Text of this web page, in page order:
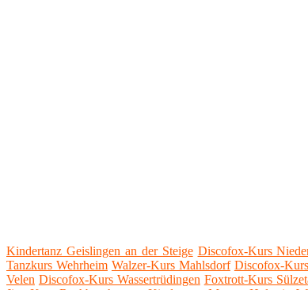
Kindertanz Geislingen an der Steige Discofox-Kurs
Tanzkurs Wehrheim Walzer-Kurs Mahlsdorf Discofox-
Velen Discofox-Kurs Wassertrüdingen Foxtrott-Kurs